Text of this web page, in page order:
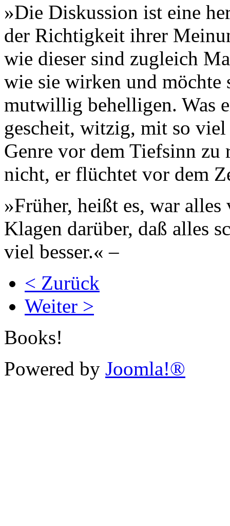
»Die Diskussion ist eine
der Richtigkeit ihrer
wie dieser sind zugleich
wie sie wirken und möchte
mutwillig behelligen. Was
gescheit, witzig, mit so
Genre vor dem Tiefsinn zu
nicht, er flüchtet vor dem
»Früher, heißt es, war
Klagen darüber, daß alles
viel besser.« –
< Zurück
Weiter >
Books!
Powered by Joomla!®